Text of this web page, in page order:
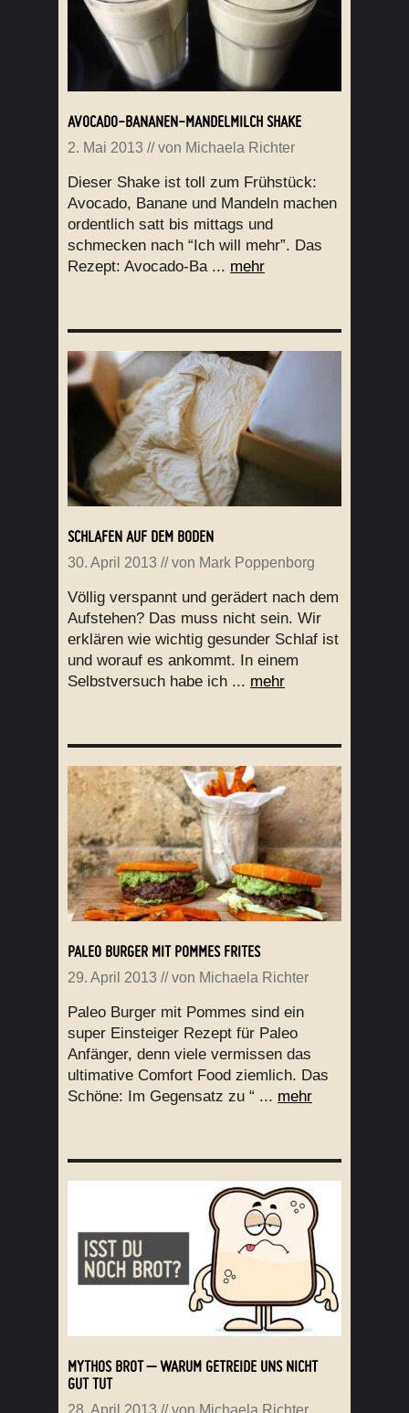
AVOCADO-BANANEN-MANDELMILCH SHAKE
2. Mai 2013 // von Michaela Richter
Dieser Shake ist toll zum Frühstück:
Avocado, Banane und Mandeln machen
ordentlich satt bis mittags und
schmecken nach “Ich will mehr”. Das
Rezept: Avocado-Ba ... mehr
SCHLAFEN AUF DEM BODEN
30. April 2013 // von Mark Poppenborg
Völlig verspannt und gerädert nach dem
Aufstehen? Das muss nicht sein. Wir
erklären wie wichtig gesunder Schlaf ist
und worauf es ankommt. In einem
Selbstversuch habe ich ... mehr
PALEO BURGER MIT POMMES FRITES
29. April 2013 // von Michaela Richter
Paleo Burger mit Pommes sind ein
super Einsteiger Rezept für Paleo
Anfänger, denn viele vermissen das
ultimative Comfort Food ziemlich. Das
Schöne: Im Gegensatz zu “ ... mehr
MYTHOS BROT – WARUM GETREIDE UNS NICHT
GUT TUT